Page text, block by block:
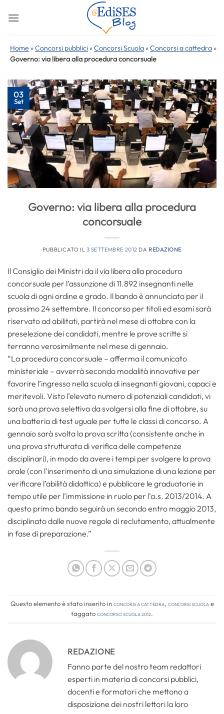
Home »Concorsi pubblici »Concorsi Scuola »Concorsi a cattedra »
Governo: via libera alla procedura concorsuale
03
Set
Governo: via libera alla procedura
concorsuale
PUBBLICATO IL 3 SETTEMBRE 2012 DA REDAZIONE
Il Consiglio dei Ministri da il via libera alla procedura
concorsuale per l’assunzione di 11.892 insegnanti nelle
scuola di ogni ordine e grado. Il bando è annunciato per il
prossimo 24 settembre. Il concorso per titoli ed esami sarà
riservato ad abilitati, partirà nel mese di ottobre con la
preselezione dei candidati, mentre le prove scritte si
terranno verosimilmente nel mese di gennaio.
“La procedura concorsuale – afferma il comunicato
ministeriale – avverrà secondo modalità innovative per
favorire l’ingresso nella scuola di insegnanti giovani, capaci e
meritevoli. Visto l’elevato numero di potenziali candidati, vi
sarà una prova selettiva da svolgersi alla fine di ottobre, su
una batteria di test uguale per tutte le classi di concorso. A
gennaio sarà svolta la prova scritta (consistente anche in
una prova strutturata di verifica delle competenze
disciplinari), in modo da avere i tempi per svolgere la prova
orale (con l’inserimento di una simulazione di una lezione per
verificare l’abilità didattica) e pubblicare le graduatorie in
tempo utile per l’immissione in ruolo per l’a.s. 2013/2014. A
questo primo bando seguirà un secondo entro maggio 2013,
disciplinato dalle nuove regole di reclutamento, attualmente
in fase di preparazione.”
Questo elemento è stato inserito inConcorsi a cattedra, Concorsi Scuolae
taggatoconcorso scuola 2012.
REDAZIONE
Fanno parte del nostro team redattori
esperti in materia di concorsi pubblici,
docenti e formatori che mettono a
disposizione dei nostri lettori la loro